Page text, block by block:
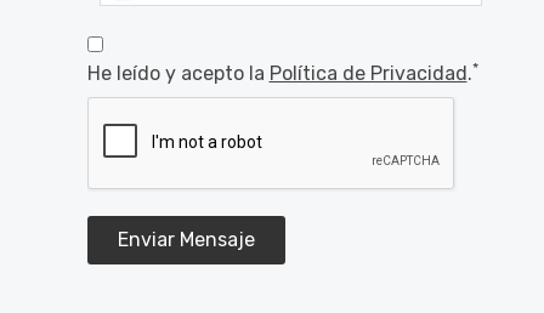
He leído y acepto la Política de Privacidad.*